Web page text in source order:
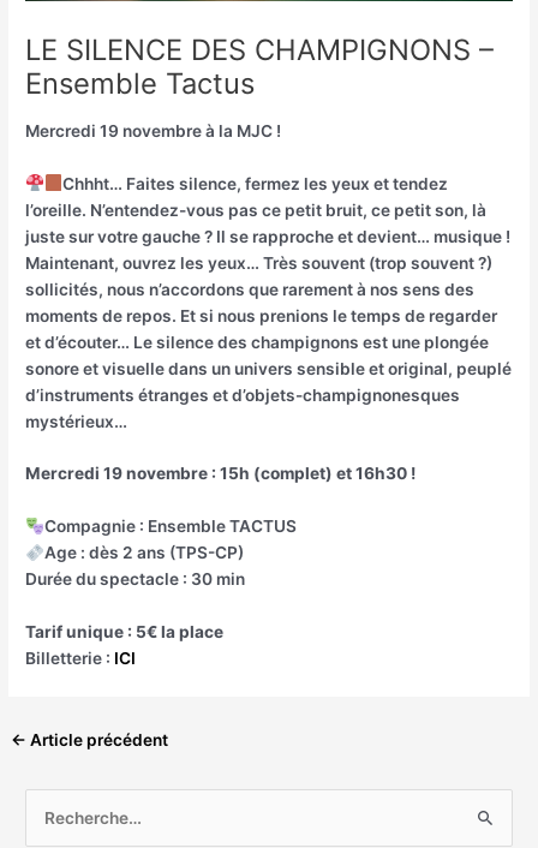
LE SILENCE DES CHAMPIGNONS –
Ensemble Tactus
Mercredi 19 novembre à la MJC !
Chhht… Faites silence, fermez les yeux et tendez
l’oreille. N’entendez-vous pas ce petit bruit, ce petit son, là
juste sur votre gauche ? Il se rapproche et devient… musique !
Maintenant, ouvrez les yeux… Très souvent (trop souvent ?)
sollicités, nous n’accordons que rarement à nos sens des
moments de repos. Et si nous prenions le temps de regarder
et d’écouter… Le silence des champignons est une plongée
sonore et visuelle dans un univers sensible et original, peuplé
d’instruments étranges et d’objets-champignonesques
mystérieux…
Mercredi 19 novembre : 15h (complet) et 16h30 !
Compagnie : Ensemble TACTUS
Age : dès 2 ans (TPS-CP)
Durée du spectacle : 30 min
Tarif unique : 5€ la place
Billetterie : ICI
← Article précédent